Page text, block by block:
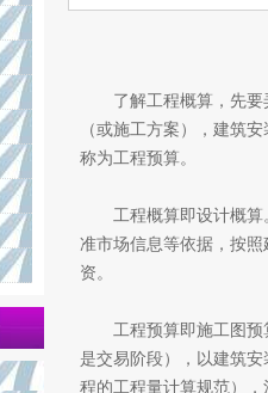
了解工程概算，先要弄
（或施工方案），建筑
称为工程预算。
工程概算即设计概算。
准市场信息等依据，按
资。
工程预算即施工图预算
是交易阶段），以建筑
程的工程量计算规范）